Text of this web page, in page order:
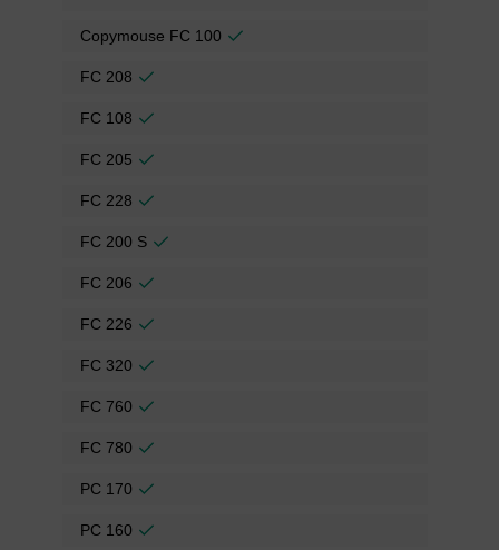
Copymouse FC 100
FC 208
FC 108
FC 205
FC 228
FC 200 S
FC 206
FC 226
FC 320
FC 760
FC 780
PC 170
PC 160